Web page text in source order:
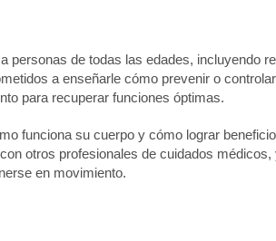
personas de todas las edades, incluyendo
a enseñarle cómo prevenir o
para recuperar funciones óptimas.
funciona su cuerpo y cómo lograr
otros profesionales de cuidados médicos,
en movimiento.